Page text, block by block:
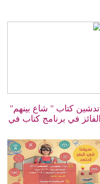
تدشين كتاب " شاع بينهم"
الفائز في برنامج كتاب في